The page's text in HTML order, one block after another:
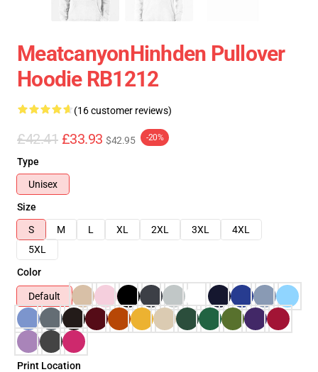
MeatcanyonHinhden Pullover
Hoodie RB1212
(16 customer reviews)
£42.41 £33.93 $42.95 -20%
Type
Unisex
Size
S
M L XL 2XL 3XL
4XL
5XL
Color
Default
Print Location